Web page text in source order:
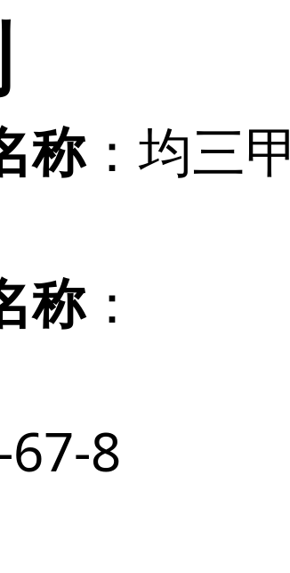
称：均三甲
称：
8